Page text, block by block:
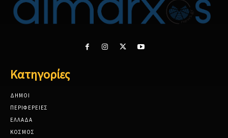
Κατηγορίες
ΔΗΜΟΙ
ΠΕΡΙΦΕΡΕΙΕΣ
ΕΛΛΑΔΑ
ΚΟΣΜΟΣ